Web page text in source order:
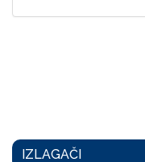
IZLAGAČI